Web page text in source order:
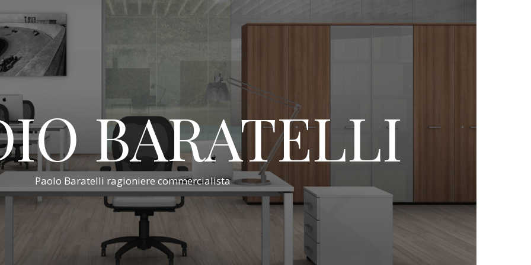
BARATELLI
Paolo Baratelli ragioniere commercialista